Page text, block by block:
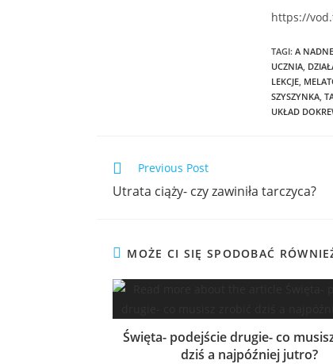
https://
TAGI: A
UCZNIA
LEKCJE
SZYSZYNKA
UKŁAD
Previous Post
Utrata ciąży- czy zawiniła tarczyca?
MOŻE CI SIĘ SPODOBAĆ
Święta- podejście drugie- co
dziś a najpóźniej jutro?